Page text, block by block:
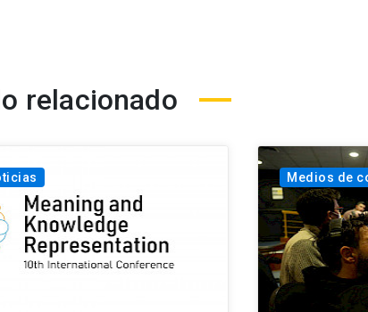
relacionado
Medios de